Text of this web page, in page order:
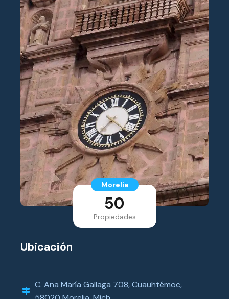
Morelia
50
Propiedades
Ubicación
C. Ana María Gallaga 708, Cuauhtémoc,